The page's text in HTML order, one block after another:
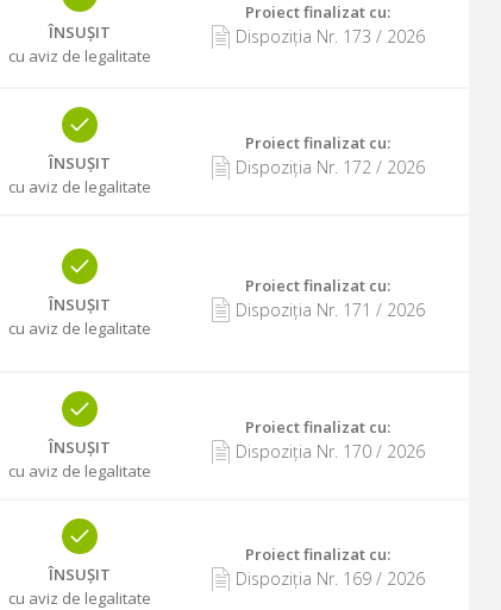
ÎNSUȘIT
cu aviz de legalitate
Proiect finalizat cu:
Dispoziția Nr. 173 / 2026
ÎNSUȘIT
cu aviz de legalitate
Proiect finalizat cu:
Dispoziția Nr. 172/ 2026
ÎNSUȘIT
cu aviz de legalitate
Proiect finalizat cu:
Dispoziția Nr. 171 / 2026
ÎNSUȘIT
cu aviz de legalitate
Proiect finalizat cu:
Dispoziția Nr. 170/ 2026
ÎNSUȘIT
cu aviz de legalitate
Proiect finalizat cu:
Dispoziția Nr. 169/ 2026